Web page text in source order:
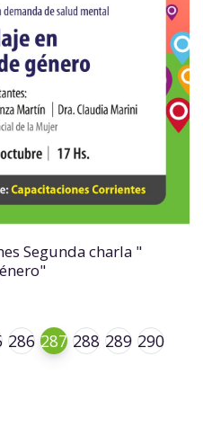
Segunda charla "
286 287 288 289 290